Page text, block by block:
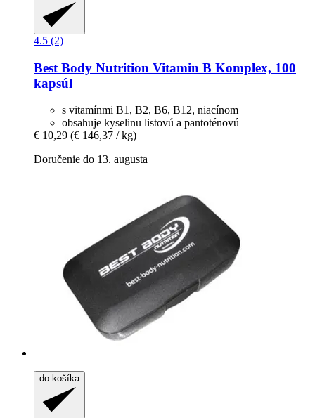
4.5 (2)
Best Body Nutrition Vitamin B Komplex, 100
kapsúl
s vitamínmi B1, B2, B6, B12, niacínom
obsahuje kyselinu listovú a pantoténovú
€ 10,29 (€ 146,37 / kg)
Doručenie do 13. augusta
do košíka